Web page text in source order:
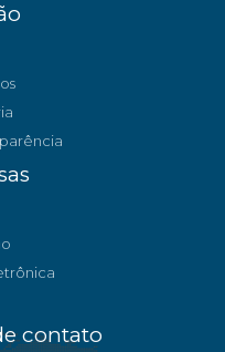
contato